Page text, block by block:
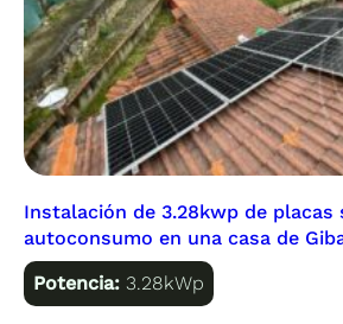
Instalación de 3.28kwp de placas
autoconsumo en una casa de
Potencia:3.28kWp